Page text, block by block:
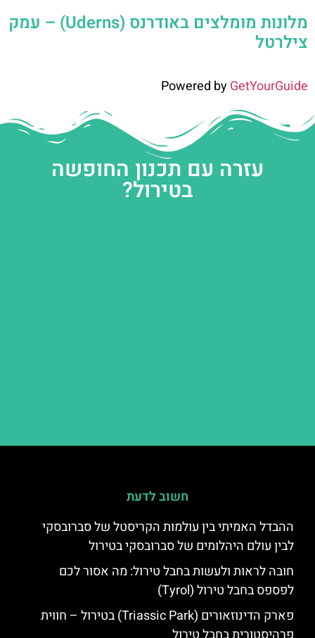
מלונות מומלצים באודרנס (Uderns) – עמק
צילרטל
Powered byGetYourGuide
עזרה עם תכנון החופשה
בטירול?
חשוב לדעת
ההבדל האמיתי בין עולמות הקריסטל של סברובסקי
לבין עולם היהלומים של סברובסקי בטירול
חובה לראות ולעשות בחבל טירול: מה אסור לכם
לפספס בחבל טירול (Tyrol)
פארק הדינוזאורים (Triassic Park) בטירול – חווית